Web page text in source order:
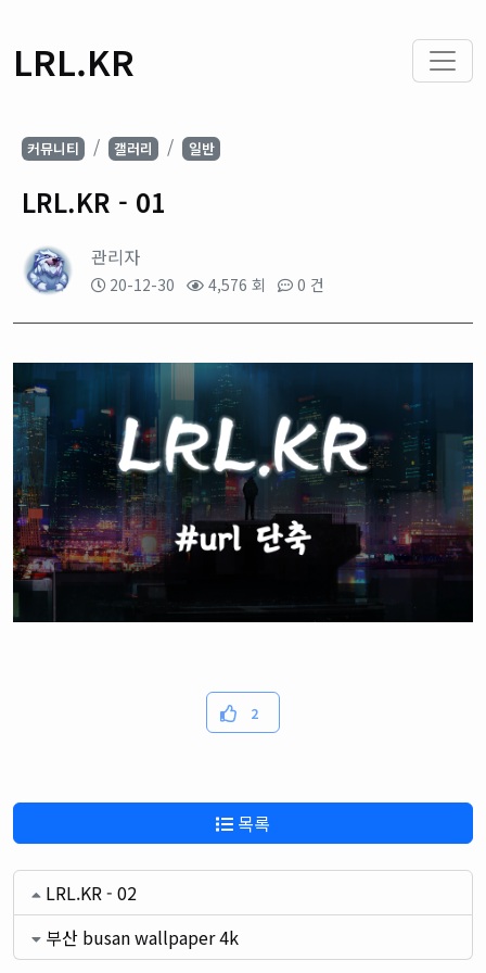
LRL.KR
커뮤니티 갤러리 일반
LRL.KR - 01
관리자
20-12-30 4,576 회 0 건
2
목록
LRL.KR - 02
부산 busan wallpaper 4k